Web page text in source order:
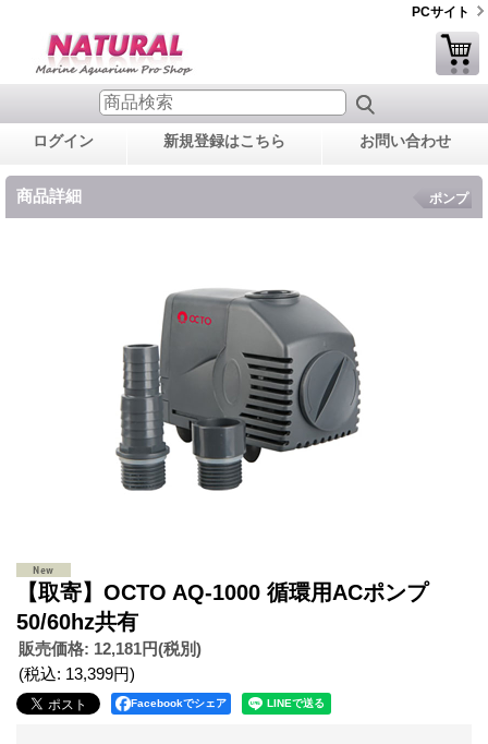
PCサイト
ログイン 新規登録はこちら お問い合わせ
商品詳細 ポンプ
【取寄】OCTO AQ-1000 循環用ACポンプ
50/60hz共有
販売価格: 12,181円(税別)
(税込: 13,399円)
Facebookでシェア